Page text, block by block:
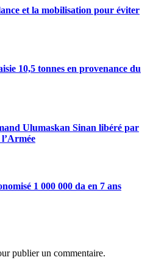
et la mobilisation pour éviter
10,5 tonnes en provenance du
Ulumaskan Sinan libéré par
l’Armée
1 000 000 da en 7 ans
publier un commentaire.